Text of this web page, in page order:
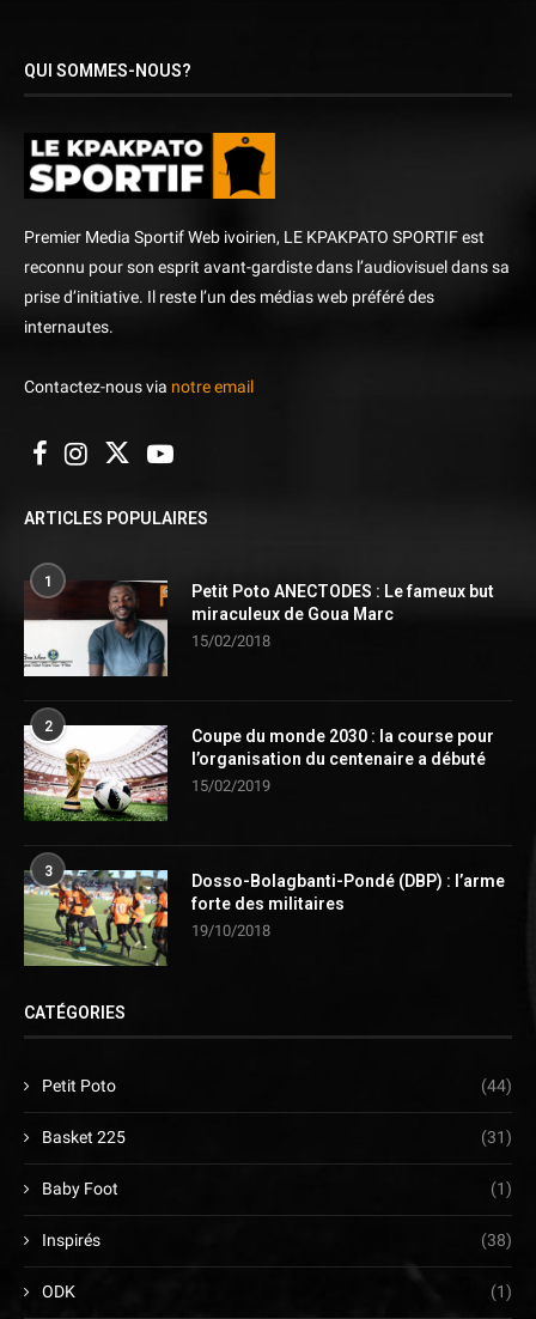
QUI SOMMES-NOUS?
Premier Media Sportif Web ivoirien, LE KPAKPATO SPORTIF est
reconnu pour son esprit avant-gardiste dans l’audiovisuel dans sa
prise d’initiative. Il reste l’un des médias web préféré des
internautes.
Contactez-nous via notre email
ARTICLES POPULAIRES
1
Petit Poto ANECTODES : Le fameux but
miraculeux de Goua Marc
15/02/2018
2
Coupe du monde 2030 : la course pour
l’organisation du centenaire a débuté
15/02/2019
3
Dosso-Bolagbanti-Pondé (DBP) : l’arme
forte des militaires
19/10/2018
CATÉGORIES
Petit Poto (44)
Basket 225 (31)
Baby Foot (1)
Inspirés (38)
ODK (1)